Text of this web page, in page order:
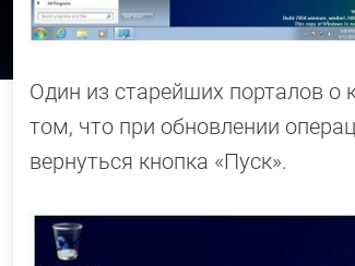
Один из старейших порталов о
том, что при обновлении
вернуться кнопка «Пуск».